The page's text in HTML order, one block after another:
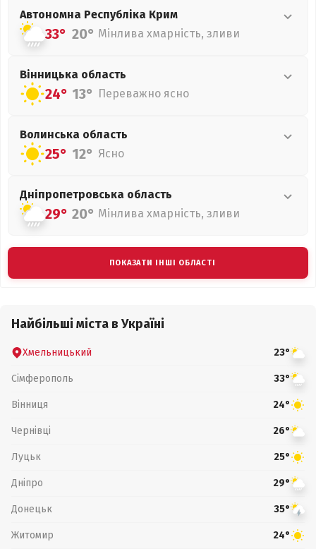
Автономна Республіка Крим
33° 20° Мінлива хмарність, зливи
Вінницька область
24° 13° Переважно ясно
Волинська область
25° 12° Ясно
Дніпропетровська область
29° 20° Мінлива хмарність, зливи
ПОКАЗАТИ ІНШІ ОБЛАСТІ
Найбільші міста в Україні
Хмельницький 23°
Сімферополь 33°
Вінниця 24°
Чернівці 26°
Луцьк 25°
Дніпро 29°
Донецьк 35°
Житомир 24°